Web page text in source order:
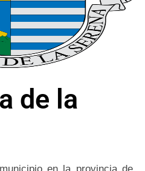
de la